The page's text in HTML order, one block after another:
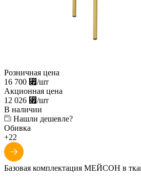
Розничная цена
16 700 ⃏/шт
Акционная цена
12 026 ⃏/шт
В наличии
Нашли дешевле?
Обивка
+22
Базовая комплектация МЕЙСОН в